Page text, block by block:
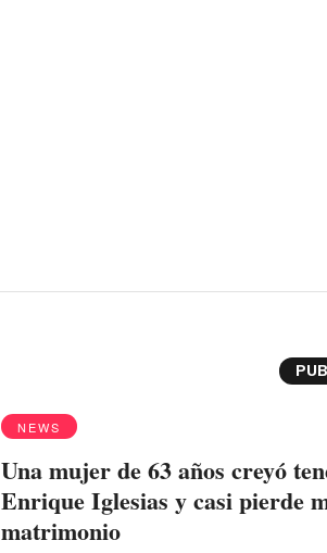
NEWS
Una mujer de 63 años creyó
Enrique Iglesias y casi pierde
matrimonio